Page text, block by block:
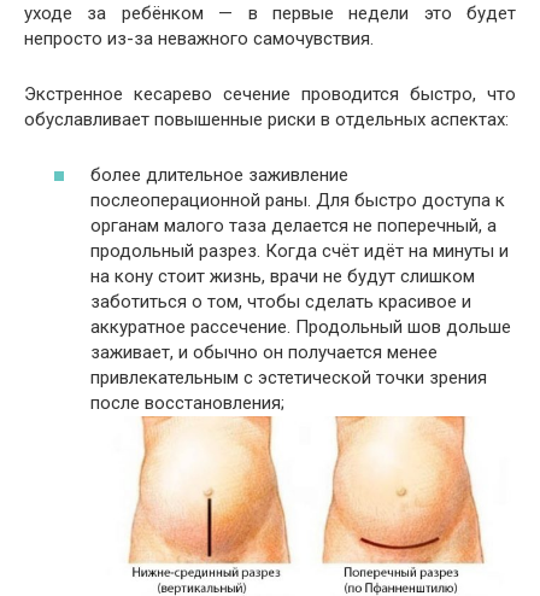
уходе за ребёнком — в первые недели это будет
непросто из-за неважного самочувствия.
Экстренное кесарево сечение проводится быстро, что
обуславливает повышенные риски в отдельных аспектах:
более длительное заживление
послеоперационной раны. Для быстро доступа к
органам малого таза делается не поперечный, а
продольный разрез. Когда счёт идёт на минуты и
на кону стоит жизнь, врачи не будут слишком
заботиться о том, чтобы сделать красивое и
аккуратное рассечение. Продольный шов дольше
заживает, и обычно он получается менее
привлекательным с эстетической точки зрения
после восстановления;